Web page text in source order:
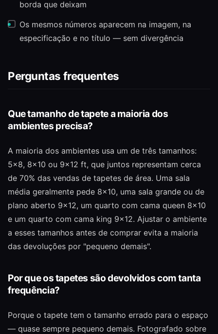
borda que deixam
Os mesmos números aparecem na imagem, na
especificação e no título — sem divergência
Perguntas frequentes
Que tamanho de tapete a maioria dos
ambientes precisa?
A maioria dos ambientes usa um de três tamanhos:
5×8, 8×10 ou 9×12 ft, que juntos representam cerca
de 70% das vendas de tapetes de área. Uma sala
média geralmente pede 8×10, uma sala grande ou de
plano aberto 9×12, um quarto com cama queen 8×10
e um quarto com cama king 9×12. Ajustar o ambiente
a esses tamanhos antes de comprar evita a maioria
das devoluções por "pequeno demais".
Por que os tapetes são devolvidos com tanta
frequência?
Porque o tapete tem o tamanho errado para o espaço
— quase sempre pequeno demais. Fotografado sobre